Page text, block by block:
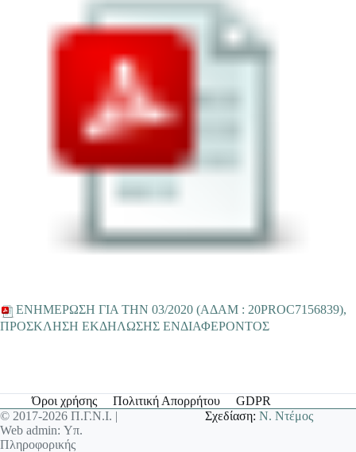
ΕΝΗΜΕΡΩΣΗ ΓΙΑ ΤΗΝ 03/2020 (ΑΔΑΜ : 20PROC7156839),
ΠΡΟΣΚΛΗΣΗ ΕΚΔΗΛΩΣΗΣ ΕΝΔΙΑΦΕΡΟΝΤΟΣ
Όροι χρήσης Πολιτική Απορρήτου
GDPR
© 2017-2026 Π.Γ.Ν.Ι. |
Web admin: Υπ.
Πληροφορικής
Σχεδίαση:Ν. Ντέμος